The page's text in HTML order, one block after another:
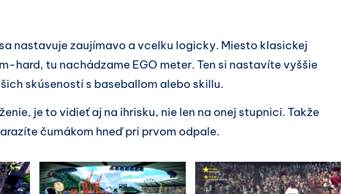
nastavuje zaujímavo a vcelku logicky. Miesto klasickej
hard, tu nachádzame EGO meter. Ten si nastavíte vyššie
skúseností s baseballom alebo skillu.
je to vidieť aj na ihrisku, nie len na onej stupnici. Takže
čumákom hneď pri prvom odpale.